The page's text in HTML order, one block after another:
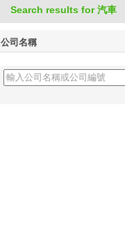
Search results for 汽車
公司名稱